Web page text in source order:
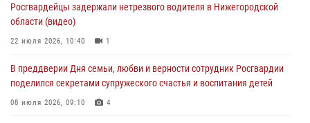
16 июля 2026, 05:00
Росгвардейцы обеспечили безопасность на VK Fest в Нижнем
13 июля 2026, 17:13
Нижегородские росгвардейцы за прошедшую неделю выезжали
Росгвардейцы задержали нетрезвого водителя в Нижегородской
области (видео)
22 июля 2026, 10:40 1
В преддверии Дня семьи, любви и верности сотрудник Росгвардии
поделился секретами супружеского счастья и воспитания детей
08 июля 2026, 09:10 4